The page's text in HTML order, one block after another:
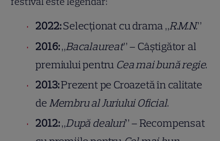
2022:Selecționat cu drama „R.M.N.”
2016:„Bacalaureat” – Câștigător al
premiului pentru Cea mai bună regie.
2013:Prezent pe Croazetă în calitate
deMembru al Juriului Oficial.
2012:„După dealuri” – Recompensat